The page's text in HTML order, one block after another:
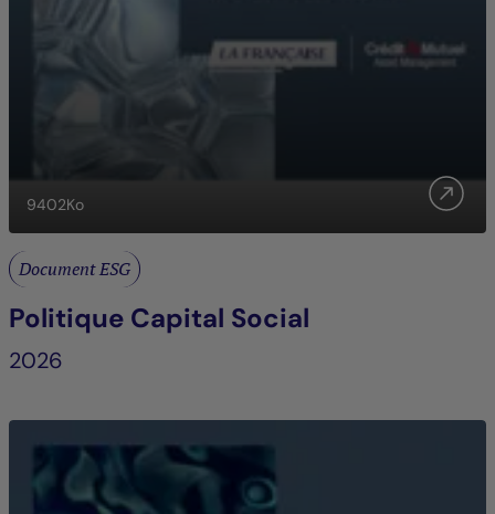
9402Ko
Document ESG
Politique Capital Social
2026